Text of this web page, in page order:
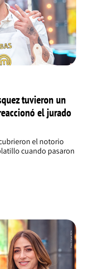
tuvieron un
el jurado
el notorio
cuando pasaron